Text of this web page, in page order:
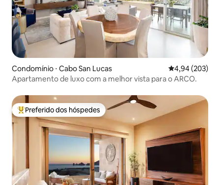
Condomínio ⋅ Cabo San Lucas 4,94 de uma
4,94 (203)
Apartamento de luxo com a melhor vista para o ARCO.
Entre os melhores preferidos dos hóspedes
Preferido dos hóspedes